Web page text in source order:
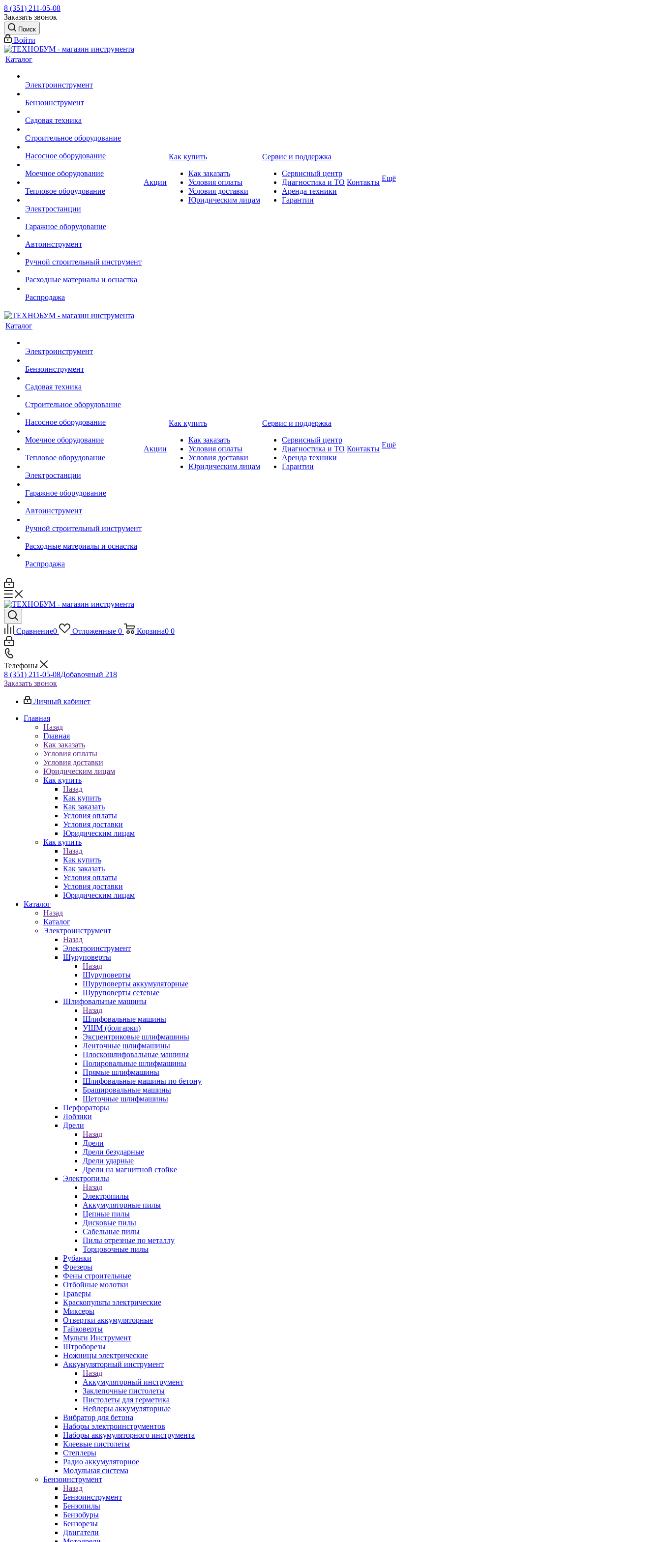
8 (351) 211-05-08
Заказать звонок
Поиск
Войти
Каталог
Электроинструмент
Бензоинструмент
Садовая техника
Строительное оборудование
Насосное оборудование
Моечное оборудование
Тепловое оборудование
Электростанции
Гаражное оборудование
Автоинструмент
Ручной строительный инструмент
Расходные материалы и оснастка
Распродажа
Акции
Как купить
Как заказать
Условия оплаты
Условия доставки
Юридическим лицам
Сервис и поддержка
Сервисный центр
Диагностика и ТО
Аренда техники
Гарантии
Контакты Ещё
Каталог
Электроинструмент
Бензоинструмент
Садовая техника
Строительное оборудование
Насосное оборудование
Моечное оборудование
Тепловое оборудование
Электростанции
Гаражное оборудование
Автоинструмент
Ручной строительный инструмент
Расходные материалы и оснастка
Распродажа
Акции
Как купить
Как заказать
Условия оплаты
Условия доставки
Юридическим лицам
Сервис и поддержка
Сервисный центр
Диагностика и ТО
Аренда техники
Гарантии
Контакты Ещё
Сравнение0 Отложенные 0 Корзина0 0
Телефоны
8 (351) 211-05-08Добавочный 218
Заказать звонок
Личный кабинет
Главная
Назад
Главная
Как заказать
Условия оплаты
Условия доставки
Юридическим лицам
Как купить
Назад
Как купить
Как заказать
Условия оплаты
Условия доставки
Юридическим лицам
Как купить
Назад
Как купить
Как заказать
Условия оплаты
Условия доставки
Юридическим лицам
Каталог
Назад
Каталог
Электроинструмент
Назад
Электроинструмент
Шуруповерты
Назад
Шуруповерты
Шуруповерты аккумуляторные
Шуруповерты сетевые
Шлифовальные машины
Назад
Шлифовальные машины
УШМ (болгарки)
Эксцентриковые шлифмашины
Ленточные шлифмашины
Плоскошлифовальные машины
Полировальные шлифмашины
Прямые шлифмашины
Шлифовальные машины по бетону
Брашировальные машины
Щеточные шлифмашины
Перфораторы
Лобзики
Дрели
Назад
Дрели
Дрели безударные
Дрели ударные
Дрели на магнитной стойке
Электропилы
Назад
Электропилы
Аккумуляторные пилы
Цепные пилы
Дисковые пилы
Сабельные пилы
Пилы отрезные по металлу
Торцовочные пилы
Рубанки
Фрезеры
Фены строительные
Отбойные молотки
Граверы
Краскопульты электрические
Миксеры
Отвертки аккумуляторные
Гайковерты
Мульти Инструмент
Штроборезы
Ножницы электрические
Аккумуляторный инструмент
Назад
Аккумуляторный инструмент
Заклепочные пистолеты
Пистолеты для герметика
Нейлеры аккумуляторные
Вибратор для бетона
Наборы электроинструментов
Наборы аккумуляторного инструмента
Клеевые пистолеты
Степлеры
Радио аккумуляторное
Модульная система
Бензоинструмент
Назад
Бензоинструмент
Бензопилы
Бензобуры
Бензорезы
Двигатели